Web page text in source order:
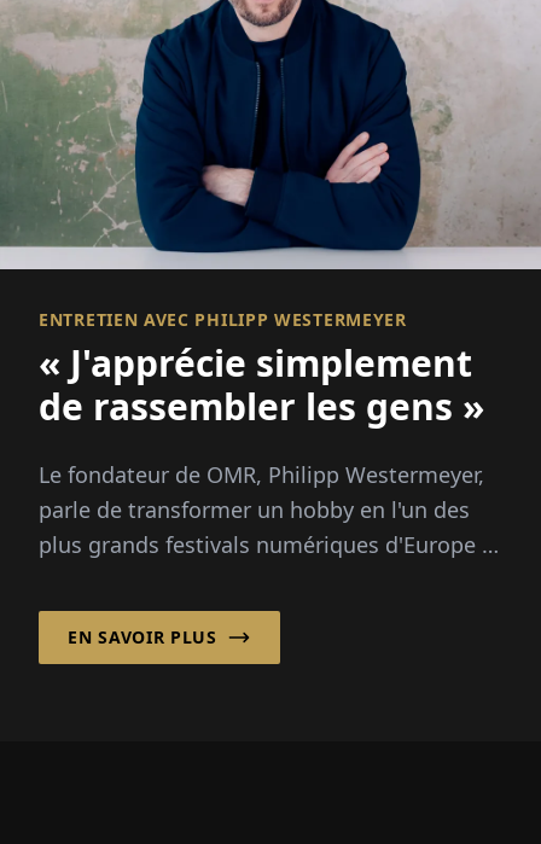
ENTRETIEN AVEC PHILIPP WESTERMEYER
« J'apprécie simplement
de rassembler les gens »
Le fondateur de OMR, Philipp Westermeyer,
parle de transformer un hobby en l'un des
plus grands festivals numériques d'Europe :
pas de grand plan.
EN SAVOIR PLUS